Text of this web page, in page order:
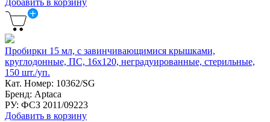
Добавить в корзину
Пробирки 15 мл, с завинчивающимися крышками,
круглодонные, ПС, 16х120, неградуированные, стерильные,
150 шт./уп.
Кат. Номер: 10362/SG
Бренд: Aptaca
РУ: ФСЗ 2011/09223
Добавить в корзину